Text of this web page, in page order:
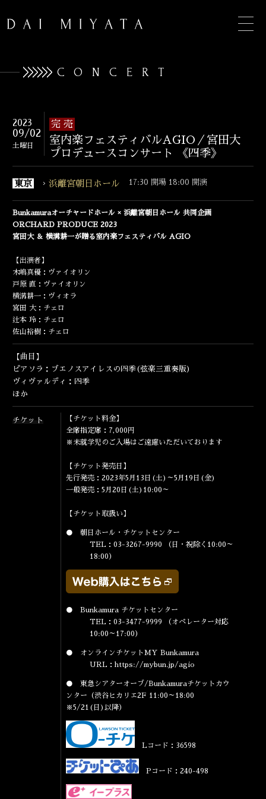
INFORMATION
BIOGRAPHY
DISCOGRAPHY
CONCERT
2023
09/02
土曜日
完 売
室内楽フェスティバルAGIO／宮田大
プロデュースコンサート 《四季》
東京 浜離宮朝日ホール 17:30 開場 18:00 開演
Bunkamuraオーチャードホール × 浜離宮朝日ホール 共同企画
ORCHARD PRODUCE 2023
宮田大 ＆ 横溝耕一が贈る室内楽フェスティバル AGIO
【出演者】
木嶋真優：ヴァイオリン
戸原 直：ヴァイオリン
横溝耕一：ヴィオラ
宮田 大：チェロ
辻本 玲：チェロ
佐山裕樹：チェロ
【曲目】
ピアソラ：ブエノスアイレスの四季(弦楽三重奏版)
ヴィヴァルディ：四季
ほか
チケット
【チケット料金】
全席指定席：7,000円
※未就学児のご入場はご遠慮いただいております
【チケット発売日】
先行発売：2023年5月13日(土)～5月19日(金)
一般発売：5月20日(土)10:00～
【チケット取扱い】
● 朝日ホール・チケットセンター
TEL：03-3267-9990 （日・祝除く10:00～
18:00）
● Bunkamura チケットセンター
TEL：03-3477-9999 （オペレーター対応
10:00～17:00）
● オンラインチケットMY Bunkamura
URL：https://mybun.jp/agio
● 東急シアターオーブ/Bunkamuraチケットカウ
ンター（渋谷ヒカリエ2F 11:00～18:00
※5/21(日)以降）
Lコード：36598
Pコード：240-498